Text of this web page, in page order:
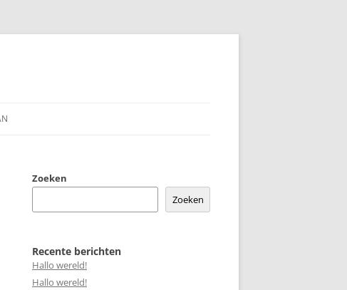
Zoeken
Zoeken
Recente berichten
Hallo wereld!
Hallo wereld!